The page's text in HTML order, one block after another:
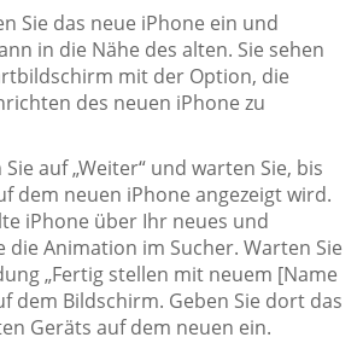
Sie das neue iPhone ein und
in die Nähe des alten. Sie sehen
mit der Option, die
des neuen iPhone zu
auf „Weiter“ und warten Sie, bis
dem neuen iPhone angezeigt wird.
iPhone über Ihr neues und
die Animation im Sucher. Warten Sie
„Fertig stellen mit neuem [Name
dem Bildschirm. Geben Sie dort das
Geräts auf dem neuen ein.